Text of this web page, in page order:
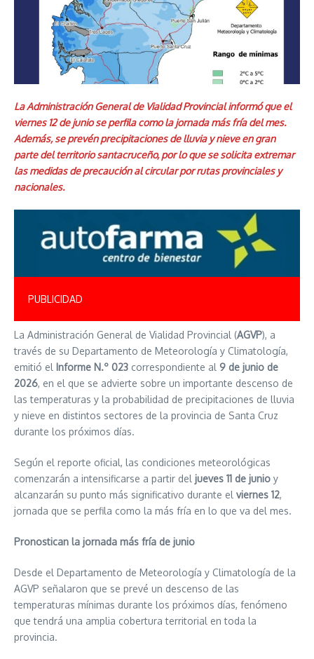
La Administración General de Vialidad Provincial informó que el
viernes 12 de junio se perfila como la jornada más fría del mes.
Además, se prevén precipitaciones de lluvia y nieve en gran
parte del territorio santacruceño, por lo que se solicita extremar
las medidas de precaución al circular por rutas provinciales y
nacionales.
PUBLICIDAD
La Administración General de Vialidad Provincial (AGVP), a
través de su Departamento de Meteorología y Climatología,
emitió el Informe N.º 023 correspondiente al 9 de junio de
2026, en el que se advierte sobre un importante descenso de
las temperaturas y la probabilidad de precipitaciones de lluvia
y nieve en distintos sectores de la provincia de Santa Cruz
durante los próximos días.
Según el reporte oficial, las condiciones meteorológicas
comenzarán a intensificarse a partir del jueves 11 de junio y
alcanzarán su punto más significativo durante el viernes 12,
jornada que se perfila como la más fría en lo que va del mes.
Pronostican la jornada más fría de junio
Desde el Departamento de Meteorología y Climatología de la
AGVP señalaron que se prevé un descenso de las
temperaturas mínimas durante los próximos días, fenómeno
que tendrá una amplia cobertura territorial en toda la
provincia.